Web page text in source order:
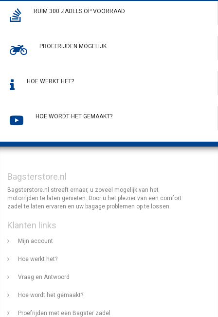
RUIM 300 ZADELS OP VOORRAAD
PROEFRIJDEN MOGELIJK
HOE WERKT HET?
HOE WORDT HET GEMAAKT?
Bagsterstore.nl
Bagsterstore.nl streeft ernaar, u zoveel mogelijk van het
motorrijden te laten genieten. Door u het plezier van een comfort
zadel te laten ervaren en uw bagage problemen op te lossen.
Klanten links
Mijn account
Hoe werkt het?
Vraag en Antwoord
Hoe wordt het gemaakt?
Proefrijden met een Bagster zadel